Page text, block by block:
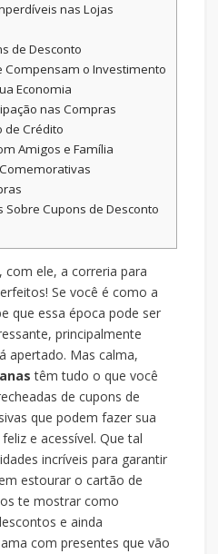
nas Lojas
de Desconto
Compensam o Investimento
Economia
nas Compras
de Crédito
Amigos e Família
Cupons de Desconto
com ele, a correria para
Se você é como a
que essa época pode ser
principalmente
apertado. Mas calma,
têm tudo o que você
de cupons de
que podem fazer sua
e acessível. Que tal
incríveis para garantir
estourar o cartão de
te mostrar como
e ainda
com presentes que vão